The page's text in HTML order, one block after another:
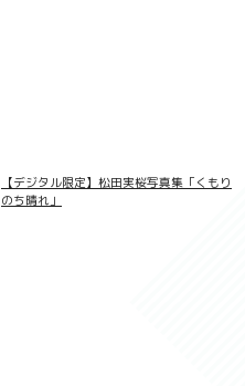
【デジタル限定】松田実桜写真集「くもり
のち晴れ」